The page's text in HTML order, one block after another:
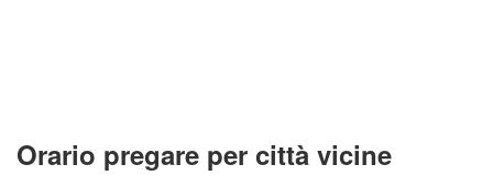
Orario pregare per città vicine